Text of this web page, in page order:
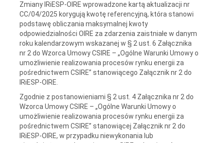
Zmiany IRiESP-OIRE wprowadzone kartą aktualizacji nr
CC/04/2025 korygują kwotę referencyjną, która stanowi
podstawę obliczania maksymalnej kwoty
odpowiedzialności OIRE za zdarzenia zaistniałe w danym
roku kalendarzowym wskazanej w § 2 ust. 6 Załącznika
nr 2 do Wzorca Umowy CSIRE – „Ogólne Warunki Umowy o
umożliwienie realizowania procesów rynku energii za
pośrednictwem CSIRE” stanowiącego Załącznik nr 2 do
IRiESP-OIRE.
Zgodnie z postanowieniami § 2 ust. 4 Załącznika nr 2 do
Wzorca Umowy CSIRE – „Ogólne Warunki Umowy o
umożliwienie realizowania procesów rynku energii za
pośrednictwem CSIRE” stanowiącej Załącznik nr 2 do
IRiESP-OIRE, w przypadku niewykonania lub